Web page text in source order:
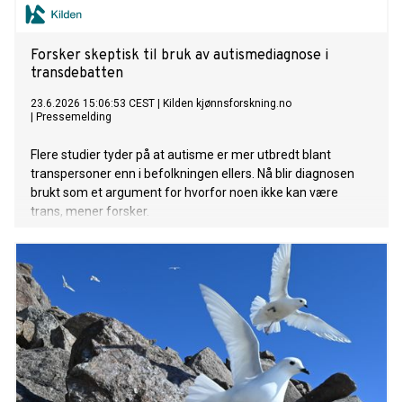
Forsker skeptisk til bruk av autismediagnose i
transdebatten
23.6.2026 15:06:53 CEST
Kilden kjønnsforskning.no
Pressemelding
Flere studier tyder på at autisme er mer utbredt blant
transpersoner enn i befolkningen ellers. Nå blir diagnosen
brukt som et argument for hvorfor noen ikke kan være
trans, mener forsker.